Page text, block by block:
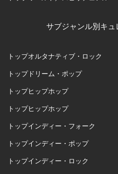
サブジャンル別キュ
トップオルタナティブ・ロック
トップドリーム・ポップ
トップヒップホップ
トップヒップホップ
トップインディー・フォーク
トップインディー・ポップ
トップインディー・ロック